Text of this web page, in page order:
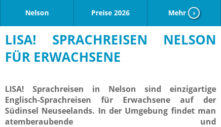
Nelson Preise 2026 Mehr ›
LISA! SPRACHREISEN NELSON
FÜR ERWACHSENE
LISA! Sprachreisen in Nelson sind einzigartige
Englisch-Sprachreisen für Erwachsene auf der
Südinsel Neuseelands. In der Umgebung findet man
atemberaubende und